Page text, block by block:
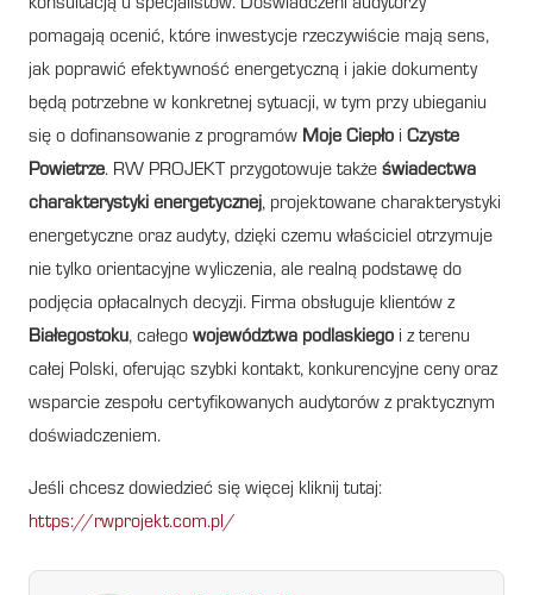
konsultacją u specjalistów. Doświadczeni audytorzy
pomagają ocenić, które inwestycje rzeczywiście mają sens,
jak poprawić efektywność energetyczną i jakie dokumenty
będą potrzebne w konkretnej sytuacji, w tym przy ubieganiu
się o dofinansowanie z programów Moje Ciepło i Czyste
Powietrze. RW PROJEKT przygotowuje także świadectwa
charakterystyki energetycznej, projektowane charakterystyki
energetyczne oraz audyty, dzięki czemu właściciel otrzymuje
nie tylko orientacyjne wyliczenia, ale realną podstawę do
podjęcia opłacalnych decyzji. Firma obsługuje klientów z
Białegostoku, całego województwa podlaskiego i z terenu
całej Polski, oferując szybki kontakt, konkurencyjne ceny oraz
wsparcie zespołu certyfikowanych audytorów z praktycznym
doświadczeniem.
Jeśli chcesz dowiedzieć się więcej kliknij tutaj:
https://rwprojekt.com.pl/